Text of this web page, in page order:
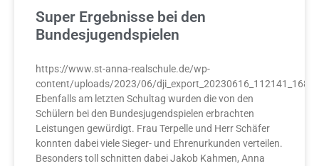
Super Ergebnisse bei den
Bundesjugendspielen
https://www.st-anna-realschule.de/wp-
content/uploads/2023/06/
Ebenfalls am letzten Schultag wurden die von den
Schülern bei den Bundesjugendspielen erbrachten
Leistungen gewürdigt. Frau Terpelle und Herr Schäfer
konnten dabei viele Sieger- und Ehrenurkunden verteilen.
Besonders toll schnitten dabei Jakob Kahmen, Anna